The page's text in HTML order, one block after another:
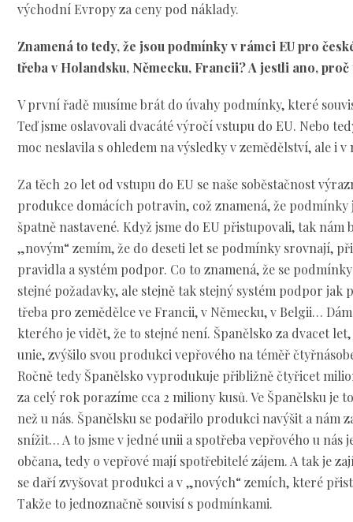
východní Evropy za ceny pod náklady.
Znamená to tedy, že jsou podmínky v rámci EU pro
třeba v Holandsku, Německu, Francii? A jestli ano, proč
V první řadě musíme brát do úvahy podmínky, které
Teď jsme oslavovali dvacáté výročí vstupu do EU. Nebo
moc neslavila s ohledem na výsledky v zemědělství, ale i
Za těch 20 let od vstupu do EU se naše soběstačnost
produkce domácích potravin, což znamená, že
špatně nastavené. Když jsme do EU přistupovali, tak nám
„novým“ zemím, že do deseti let se podmínky srovnají,
pravidla a systém podpor. Co to znamená, že se
stejné požadavky, ale stejně tak stejný systém podpor jak
třeba pro zemědělce ve Francii, v Německu, v Belgii…
kterého je vidět, že to stejné není. Španělsko za dvacet
unie, zvýšilo svou produkci vepřového na téměř
Ročně tedy Španělsko vyprodukuje přibližně čtyřicet
za celý rok porazíme cca 2 miliony kusů. Ve Španělsku je
než u nás. Španělsku se podařilo produkci navýšit a nám
snížit… A to jsme v jedné unii a spotřeba vepřového u nás
občana, tedy o vepřové mají spotřebitelé zájem. A tak je
se daří zvyšovat produkci a v „nových“ zemích, které
Takže to jednoznačně souvisí s podmínkami.